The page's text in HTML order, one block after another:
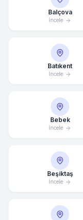
Balçova
İncele
Batıkent
İncele
Bebek
İncele
Beşiktaş
İncele